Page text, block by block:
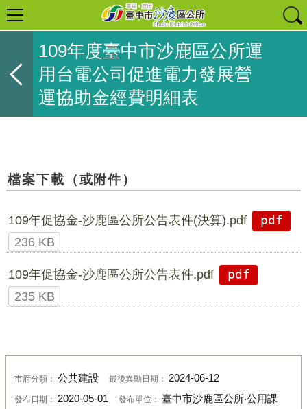
109年度臺中市沙鹿區公所運
用台電公司促進電力發展營
運協助金經費明細表
檔案下載（或附件）
109年促協金-沙鹿區公所公告表件(決算).pdf
pdf
236 KB
109年促協金-沙鹿區公所公告表件.pdf
pdf
235 KB
市府分類： 公共建設 最後異動日期： 2024-06-12
發布日期： 2020-05-01 發布單位： 臺中市沙鹿區公所‧公用課